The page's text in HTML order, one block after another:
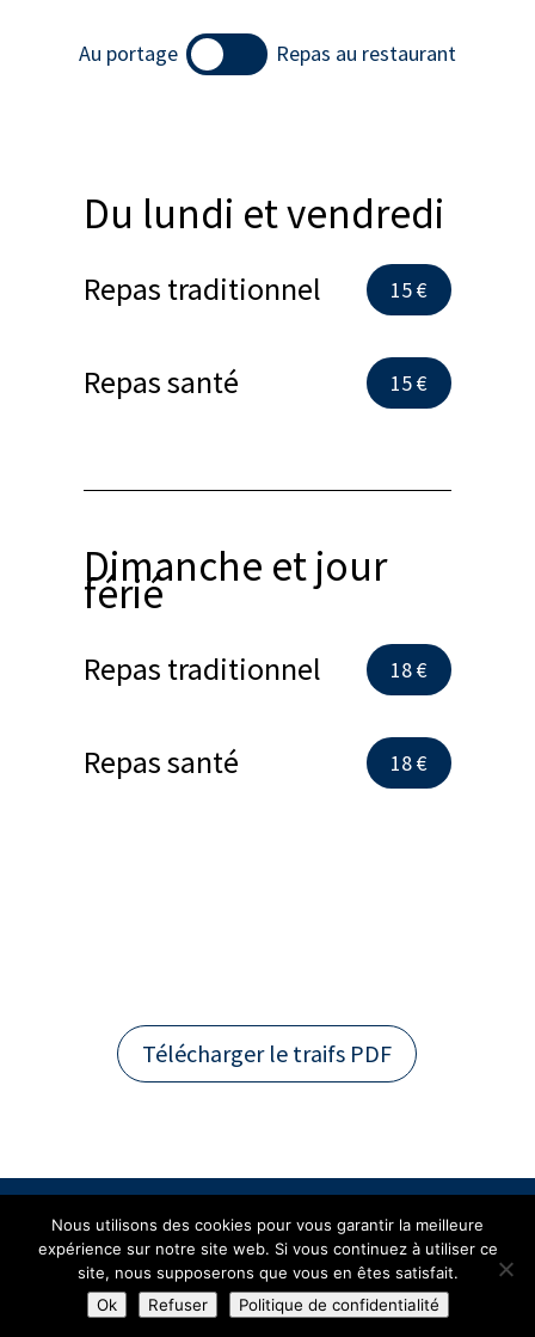
Au portage Repas au restaurant
Du lundi et vendredi
Repas traditionnel 15 €
Repas santé 15 €
Dimanche et jour
férié
Repas traditionnel 18 €
Repas santé 18 €
Télécharger le traifs PDF
Plan du Site
Création site internet | Webmaster France |
Webdesign 842 Concept
Nous utilisons des cookies pour vous garantir la meilleure
expérience sur notre site web. Si vous continuez à utiliser ce
site, nous supposerons que vous en êtes satisfait.
Ok
Refuser Politique de confidentialité